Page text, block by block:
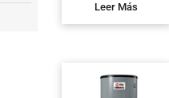
Leer Más